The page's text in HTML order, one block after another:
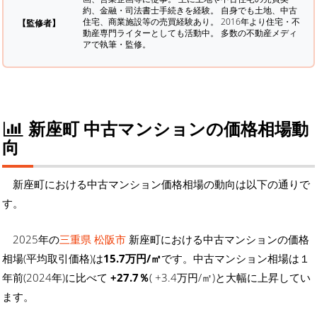
【監修者】
約、金融・司法書士手続きを経験。 自身でも土地、中古
住宅、商業施設等の売買経験あり。 2016年より住宅・不
動産専門ライターとしても活動中。 多数の不動産メディ
アで執筆・監修。
新座町 中古マンションの価格相場動
向
新座町における中古マンション価格相場の動向は以下の通りで
す。
2025年の三重県 松阪市 新座町における中古マンションの価格
相場(平均取引価格)は15.7万円/㎡です。中古マンション相場は１
年前(2024年)に比べて +27.7％( +3.4万円/㎡)と大幅に上昇してい
ます。